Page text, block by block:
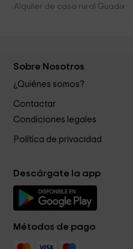
Alquiler de casa rural Guadix
Sobre Nosotros
¿Quiénes somos?
Contactar
Condiciones legales
Política de privacidad
Descárgate la app
Métodos de pago